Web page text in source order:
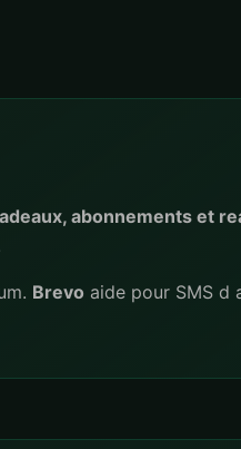
abonnements et
Brevo aide pour SMS d